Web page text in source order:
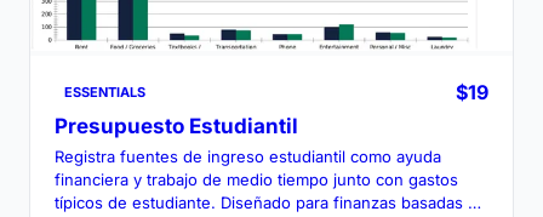
ESSENTIALS
$19
Presupuesto Estudiantil
Registra fuentes de ingreso estudiantil como ayuda
financiera y trabajo de medio tiempo junto con gastos
típicos de estudiante. Diseñado para finanzas basadas en